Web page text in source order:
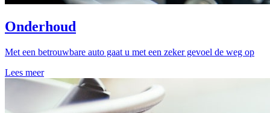
Onderhoud
Met een betrouwbare auto gaat u met een zeker gevoel de weg op
Lees meer